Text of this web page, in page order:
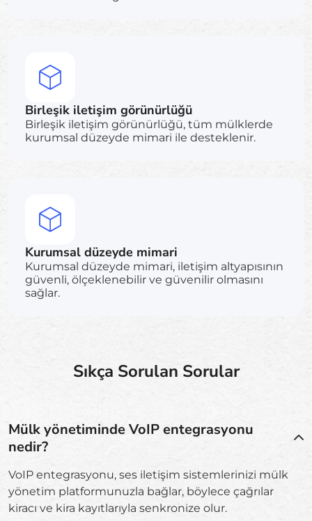
Birleşik iletişim görünürlüğü
Birleşik iletişim görünürlüğü, tüm mülklerde
kurumsal düzeyde mimari ile desteklenir.
Kurumsal düzeyde mimari
Kurumsal düzeyde mimari, iletişim altyapısının
güvenli, ölçeklenebilir ve güvenilir olmasını
sağlar.
Sıkça Sorulan Sorular
Mülk yönetiminde VoIP entegrasyonu
nedir?
VoIP entegrasyonu, ses iletişim sistemlerinizi mülk
yönetim platformunuzla bağlar, böylece çağrılar
kiracı ve kira kayıtlarıyla senkronize olur.